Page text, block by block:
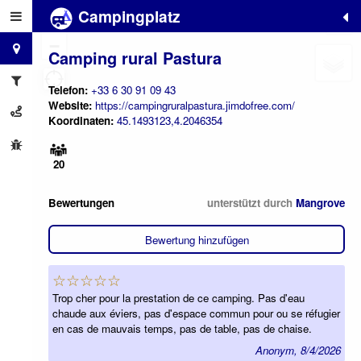
Campingplatz
Camping rural Pastura
Telefon: +33 6 30 91 09 43
Website: https://campingruralpastura.jimdofree.com/
Koordinaten: 45.1493123,4.2046354
20
Bewertungen unterstützt durch Mangrove
Bewertung hinzufügen
☆☆☆☆☆
Trop cher pour la prestation de ce camping. Pas d'eau
chaude aux éviers, pas d'espace commun pour ou se réfugier
en cas de mauvais temps, pas de table, pas de chaise.
Anonym, 8/4/2026
+